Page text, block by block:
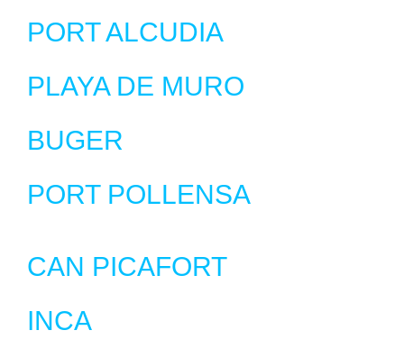
PORT ALCUDIA
PLAYA DE MURO
BUGER
PORT POLLENSA
CAN PICAFORT
INCA